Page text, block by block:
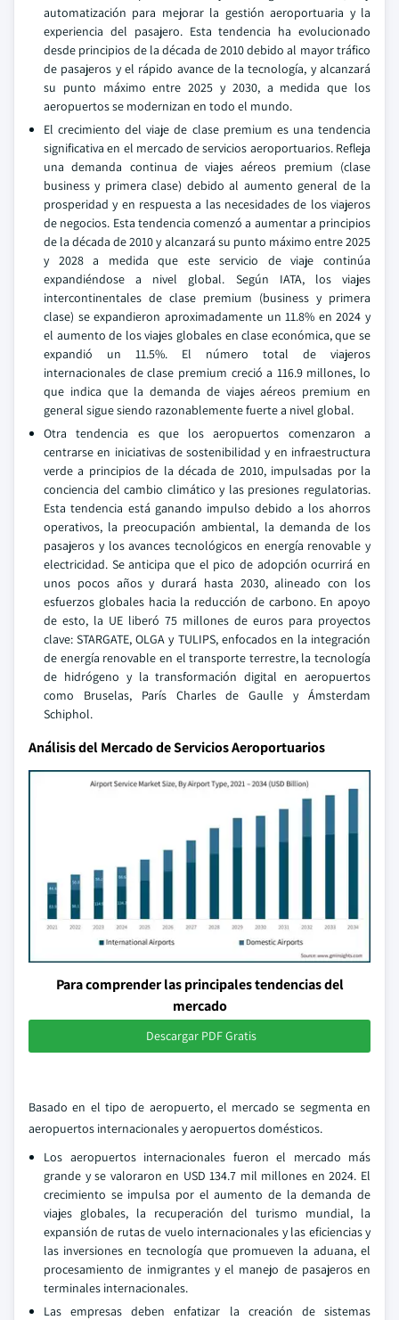
automatización para mejorar la gestión aeroportuaria y la
experiencia del pasajero. Esta tendencia ha evolucionado
desde principios de la década de 2010 debido al mayor tráfico
de pasajeros y el rápido avance de la tecnología, y alcanzará
su punto máximo entre 2025 y 2030, a medida que los
aeropuertos se modernizan en todo el mundo.
El crecimiento del viaje de clase premium es una tendencia
significativa en el mercado de servicios aeroportuarios. Refleja
una demanda continua de viajes aéreos premium (clase
business y primera clase) debido al aumento general de la
prosperidad y en respuesta a las necesidades de los viajeros
de negocios. Esta tendencia comenzó a aumentar a principios
de la década de 2010 y alcanzará su punto máximo entre 2025
y 2028 a medida que este servicio de viaje continúa
expandiéndose a nivel global. Según IATA, los viajes
intercontinentales de clase premium (business y primera
clase) se expandieron aproximadamente un 11.8% en 2024 y
el aumento de los viajes globales en clase económica, que se
expandió un 11.5%. El número total de viajeros
internacionales de clase premium creció a 116.9 millones, lo
que indica que la demanda de viajes aéreos premium en
general sigue siendo razonablemente fuerte a nivel global.
Otra tendencia es que los aeropuertos comenzaron a
centrarse en iniciativas de sostenibilidad y en infraestructura
verde a principios de la década de 2010, impulsadas por la
conciencia del cambio climático y las presiones regulatorias.
Esta tendencia está ganando impulso debido a los ahorros
operativos, la preocupación ambiental, la demanda de los
pasajeros y los avances tecnológicos en energía renovable y
electricidad. Se anticipa que el pico de adopción ocurrirá en
unos pocos años y durará hasta 2030, alineado con los
esfuerzos globales hacia la reducción de carbono. En apoyo
de esto, la UE liberó 75 millones de euros para proyectos
clave: STARGATE, OLGA y TULIPS, enfocados en la integración
de energía renovable en el transporte terrestre, la tecnología
de hidrógeno y la transformación digital en aeropuertos
como Bruselas, París Charles de Gaulle y Ámsterdam
Schiphol.
Análisis del Mercado de Servicios Aeroportuarios
Para comprender las principales tendencias del
mercado
Descargar PDF Gratis
Basado en el tipo de aeropuerto, el mercado se segmenta en
aeropuertos internacionales y aeropuertos domésticos.
Los aeropuertos internacionales fueron el mercado más
grande y se valoraron en USD 134.7 mil millones en 2024. El
crecimiento se impulsa por el aumento de la demanda de
viajes globales, la recuperación del turismo mundial, la
expansión de rutas de vuelo internacionales y las eficiencias y
las inversiones en tecnología que promueven la aduana, el
procesamiento de inmigrantes y el manejo de pasajeros en
terminales internacionales.
Las empresas deben enfatizar la creación de sistemas